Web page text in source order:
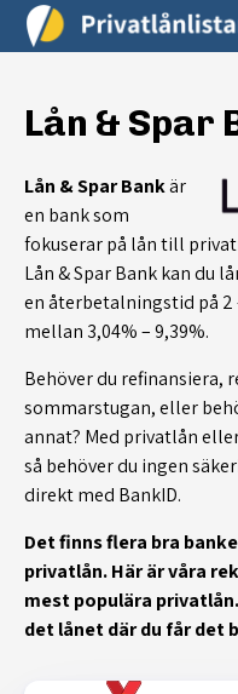
Lån & Spar
Lån & Spar Bankär
en bank som
fokuserar på lån till
Lån & Spar Bank kan du
en återbetalningstid på 2
mellan 3,04% – 9,39%.
Behöver du refinansiera,
sommarstugan, eller
annat? Med privatlån
så behöver du ingen
direkt med BankID.
Det finns flera bra
privatlån. Här är våra
mest populära
det lånet där du får det